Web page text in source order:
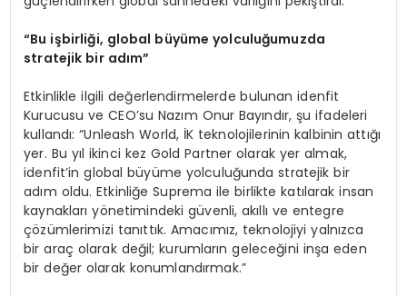
“Bu işbirliği, global büyüme yolculuğumuzda
stratejik bir adım”
Etkinlikle ilgili değerlendirmelerde bulunan idenfit
Kurucusu ve CEO’su Nazım Onur Bayındır, şu ifadeleri
kullandı: “Unleash World, İK teknolojilerinin kalbinin attığı
yer. Bu yıl ikinci kez Gold Partner olarak yer almak,
idenfit’in global büyüme yolculuğunda stratejik bir
adım oldu. Etkinliğe Suprema ile birlikte katılarak insan
kaynakları yönetimindeki güvenli, akıllı ve entegre
çözümlerimizi tanıttık. Amacımız, teknolojiyi yalnızca
bir araç olarak değil; kurumların geleceğini inşa eden
bir değer olarak konumlandırmak.”